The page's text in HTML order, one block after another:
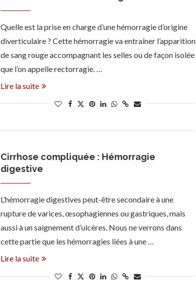
Quelle est la prise en charge d’une hémorragie d’origine
diverticulaire ? Cette hémorragie va entraîner l’apparition
de sang rouge accompagnant les selles ou de façon isolée
que l’on appelle rectorragie. …
Lire la suite
Cirrhose compliquée : Hémorragie
digestive
L’hémorragie digestives peut-être secondaire à une
rupture de varices, œsophagiennes ou gastriques, mais
aussi à un saignement d’ulcères. Nous ne verrons dans
cette partie que les hémorragies liées à une …
Lire la suite